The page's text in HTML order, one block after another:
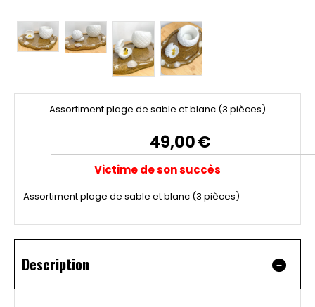
Assortiment plage de sable et blanc (3 pièces)
49,00€
Victime de son succès
Assortiment plage de sable et blanc (3 pièces)
Description